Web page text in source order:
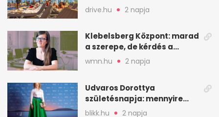
a helyekért Tenerifén
drive.hu 2 napja
Klebelsberg Központ: marad
a szerepe, de kérdés a
hitelessége
wmn.hu 2 napja
Udvaros Dorottya
születésnapja: mennyire
ismered a filmszerepeit?
blikk.hu 2 napja